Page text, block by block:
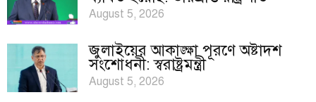
August 5, 2026
জুলাইয়ের আকাঙ্ক্ষা পূরণে অষ্টাদশ
সংশোধনী: স্বরাষ্ট্রমন্ত্রী
August 5, 2026